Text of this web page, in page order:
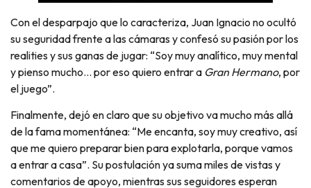
Con el desparpajo que lo caracteriza, Juan Ignacio no ocultó
su seguridad frente a las cámaras y confesó su pasión por los
realities y sus ganas de jugar: “Soy muy analítico, muy mental
y pienso mucho… por eso quiero entrar a Gran Hermano, por
el juego”.
Finalmente, dejó en claro que su objetivo va mucho más allá
de la fama momentánea: “Me encanta, soy muy creativo, así
que me quiero preparar bien para explotarla, porque vamos
a entrar a casa”. Su postulación ya suma miles de vistas y
comentarios de apoyo, mientras sus seguidores esperan